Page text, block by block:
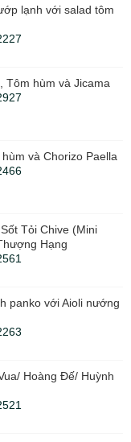
lạnh với salad tôm
Tôm hùm và Jicama
và Chorizo ​​Paella
Tỏi Chive (Mini
Hạng
panko với Aioli nướng
Hoàng Đế/ Huỳnh